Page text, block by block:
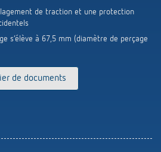
température
OKTO de Theben
de traction et une protection
s‘élève à 67,5 mm (diamètre de perçage
de documents